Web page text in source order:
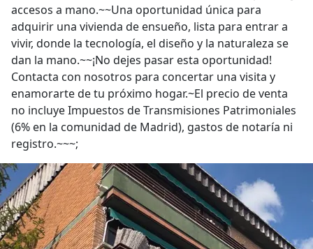
accesos a mano.~~Una oportunidad única para
adquirir una vivienda de ensueño, lista para entrar a
vivir, donde la tecnología, el diseño y la naturaleza se
dan la mano.~~¡No dejes pasar esta oportunidad!
Contacta con nosotros para concertar una visita y
enamorarte de tu próximo hogar.~El precio de venta
no incluye Impuestos de Transmisiones Patrimoniales
(6% en la comunidad de Madrid), gastos de notaría ni
registro.~~~;